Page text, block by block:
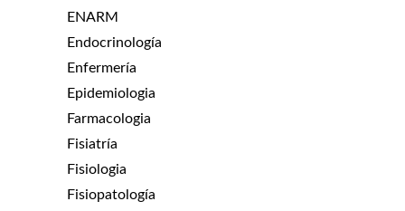
ENARM
Endocrinología
Enfermería
Epidemiologia
Farmacologia
Fisiatría
Fisiologia
Fisiopatología